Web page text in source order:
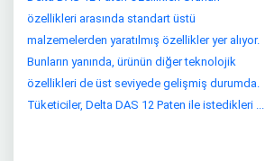
özellikleri arasında standart üstü
malzemelerden yaratılmış özellikler yer alıyor.
Bunların yanında, ürünün diğer teknolojik
özellikleri de üst seviyede gelişmiş durumda.
Tüketiciler, Delta DAS 12 Paten ile istedikleri ...